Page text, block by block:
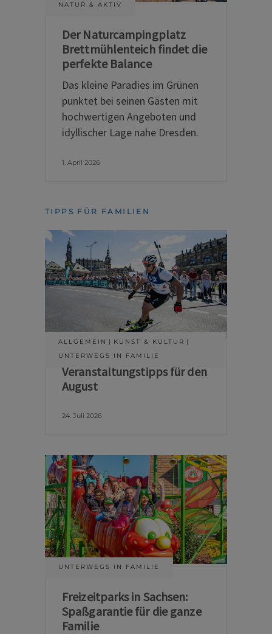
NATUR & AKTIV
Der Naturcampingplatz
Brettmühlenteich findet die
perfekte Balance
Das kleine Paradies im Grünen
punktet bei seinen Gästen mit
hochwertigen Angeboten und
idyllischer Lage nahe Dresden.
1. April 2026
TIPPS FÜR FAMILIEN
ALLGEMEIN
KUNST & KULTUR
UNTERWEGS IN FAMILIE
Veranstaltungstipps für den
August
24. Juli 2026
UNTERWEGS IN FAMILIE
Freizeitparks in Sachsen:
Spaßgarantie für die ganze
Familie